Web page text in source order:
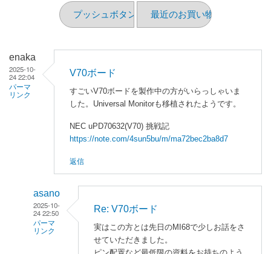
プッシュボタン 最近のお買い物（2025/08）
enaka
2025-10-
24 22:04
パーマ
リンク
V70ボード
すごいV70ボードを製作中の方がいらっしゃいま
した。Universal Monitorも移植されたようです。
NEC uPD70632(V70) 挑戦記
https://note.com/4sun5bu/m/ma72bec2ba8d7
返信
asano
2025-10-
24 22:50
パーマ
リンク
Re: V70ボード
実はこの方とは先日のMI68で少しお話をさ
せていただきました。